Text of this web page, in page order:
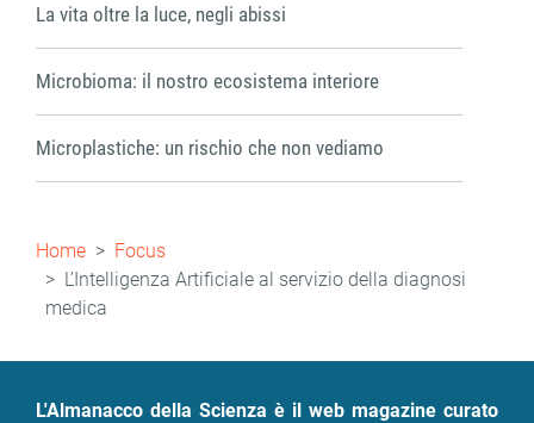
La vita oltre la luce, negli abissi
Microbioma: il nostro ecosistema interiore
Microplastiche: un rischio che non vediamo
Briciole
di
Home
Focus
L’Intelligenza Artificiale al servizio della diagnosi
medica
L'Almanacco della Scienza è il web magazine curato